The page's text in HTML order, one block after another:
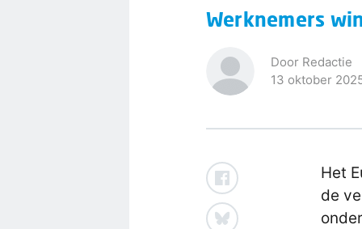
Werknemers
Door Redactie
13 oktober
Het
de